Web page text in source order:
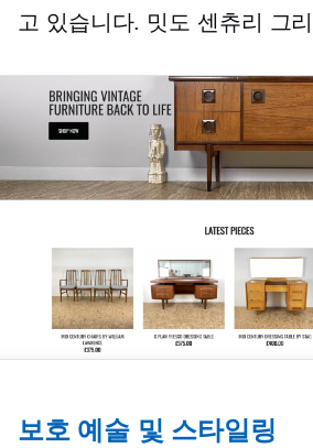
고 있습니다. 밋도 센츄리 그
보호 예술 및 스타일링